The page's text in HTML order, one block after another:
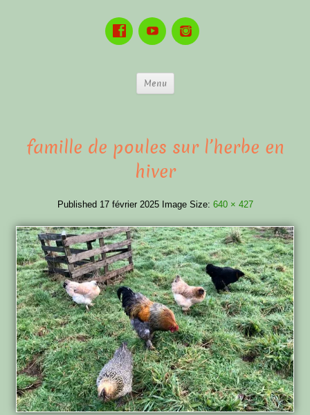
Menu
famille de poules sur l’herbe en
hiver
Published 17 février 2025 Image Size: 640 × 427